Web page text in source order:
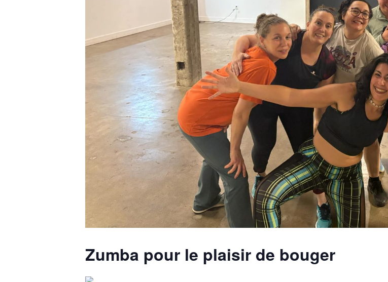
Zumba pour le plaisir de bouger